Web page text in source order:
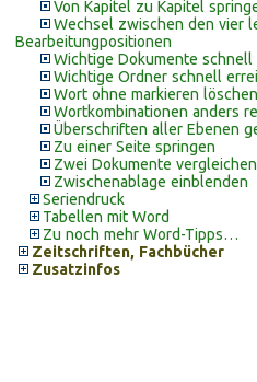
Von Kapitel zu Kapitel
Wechsel zwischen den vier
Bearbeitungpositionen
Wichtige Dokumente schnell
Wichtige Ordner schnell
Wort ohne markieren löschen
Wortkombinationen anders
Überschriften aller Ebenen
Zu einer Seite springen
Zwei Dokumente vergleichen
Zwischenablage einblenden
Seriendruck
Tabellen mit Word
Zu noch mehr Word-Tipps…
Zeitschriften, Fachbücher
Zusatzinfos